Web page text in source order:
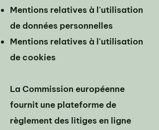
Mentions relatives à l'utilisation
de données personnelles
Mentions relatives à l'utilisation
de cookies
La Commission européenne
fournit une plateforme de
règlement des litiges en ligne